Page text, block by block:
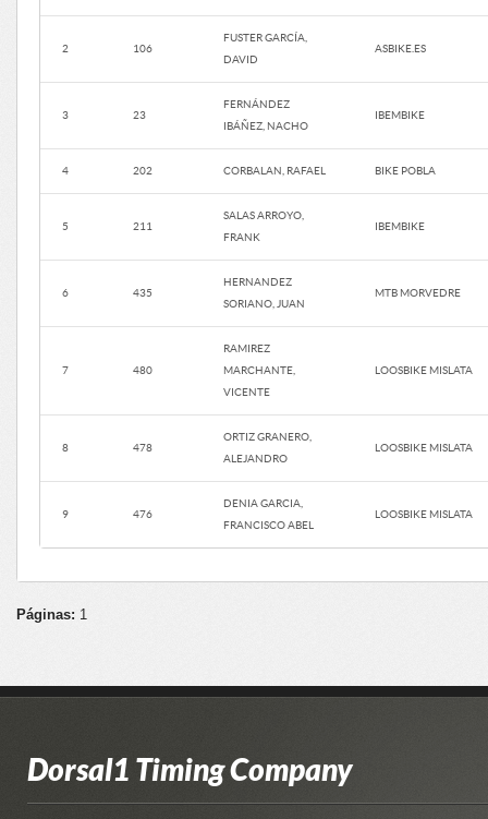
2 106
FUSTER GARCÍA,
DAVID
ASBIKE.ES
3 23
FERNÁNDEZ
IBÁÑEZ, NACHO
IBEMBIKE
4 202 CORBALAN, RAFAEL BIKE POBLA
5 211
SALAS ARROYO,
FRANK
IBEMBIKE
6 435
HERNANDEZ
SORIANO, JUAN
MTB MORVEDRE
7 480
RAMIREZ
MARCHANTE,
VICENTE
LOOSBIKE MISLATA
8 478
ORTIZ GRANERO,
ALEJANDRO
LOOSBIKE MISLATA
9 476
DENIA GARCIA,
FRANCISCO ABEL
LOOSBIKE MISLATA
Páginas: 1
Dorsal1 Timing Company